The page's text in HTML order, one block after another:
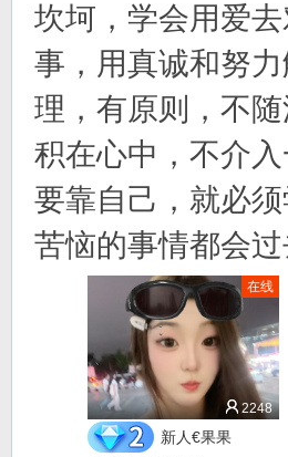
坎坷，学会用爱
事，用真诚和努
理，有原则，不
积在心中，不介
要靠自己，就必
苦恼的事情都会过
2248
在线
新人€果果